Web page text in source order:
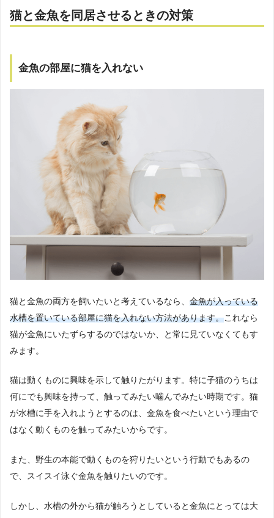
猫と金魚を同居させるときの対策
金魚の部屋に猫を入れない
猫と金魚の両方を飼いたいと考えているなら、 金魚が入っている
水槽を置いている部屋に猫を入れない方法があります。これなら
猫が金魚にいたずらするのではないか、と常に見ていなくてもす
みます。
猫は動くものに興味を示して触りたがります。特に子猫のうちは
何にでも興味を持って、触ってみたい噛んでみたい時期です。猫
が水槽に手を入れようとするのは、金魚を食べたいという理由で
はなく動くものを触ってみたいからです。
また、野生の本能で動くものを狩りたいという行動でもあるの
で、スイスイ泳ぐ金魚を触りたいのです。
しかし、水槽の外から猫が触ろうとしていると金魚にとっては大